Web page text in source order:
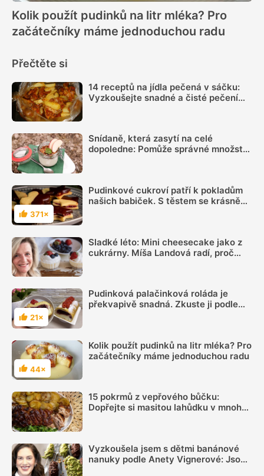
Kolik použít pudinků na litr mléka? Pro
začátečníky máme jednoduchou radu
Přečtěte si
14 receptů na jídla pečená v sáčku:
Vyzkoušejte snadné a čisté pečení
Snídaně, která zasytí na celé
dopoledne: Pomůže správné množství
Hodnocení
371×
Pudinkové cukroví patří k pokladům
našich babiček. S těstem se krásně
Sladké léto: Mini cheesecake jako z
cukrárny. Míša Landová radí, proč
Hodnocení
21×
Pudinková palačinková roláda je
překvapivě snadná. Zkuste ji podle
Hodnocení
44×
Kolik použít pudinků na litr mléka? Pro
začátečníky máme jednoduchou radu
15 pokrmů z vepřového bůčku:
Dopřejte si masitou lahůdku v mnoha
Vyzkoušela jsem s dětmi banánové
nanuky podle Anety Vignerové: Jsou